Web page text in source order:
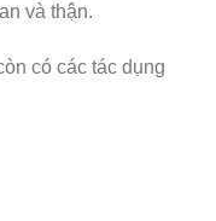
và thận.
có các tác dụng